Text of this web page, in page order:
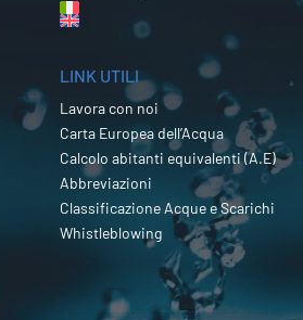
LINK UTILI
Lavora con noi
Carta Europea dell’Acqua
Calcolo abitanti equivalenti (A.E)
Abbreviazioni
Classificazione Acque e Scarichi
Whistleblowing